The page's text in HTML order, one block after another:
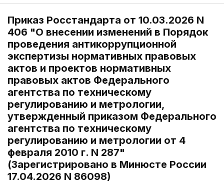
Приказ Росстандарта от 10.03.2026 N
406 "О внесении изменений в Порядок
проведения антикоррупционной
экспертизы нормативных правовых
актов и проектов нормативных
правовых актов Федерального
агентства по техническому
регулированию и метрологии,
утвержденный приказом Федерального
агентства по техническому
регулированию и метрологии от 4
февраля 2010 г. N 287"
(Зарегистрировано в Минюсте России
17.04.2026 N 86098)